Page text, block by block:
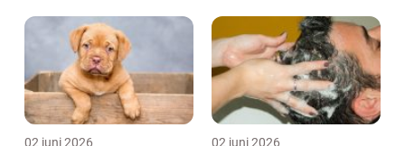
02 juni 2026 02 juni 2026